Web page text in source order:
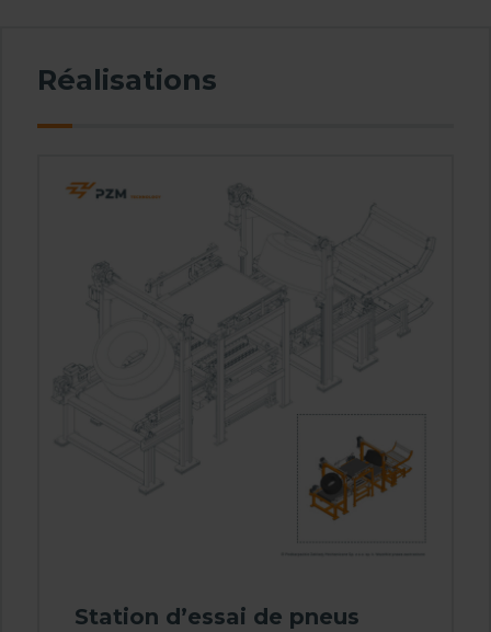
Réalisations
Station d’essai de pneus